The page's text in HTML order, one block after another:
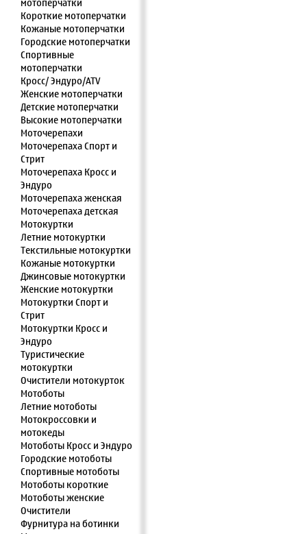
Короткие мотоперчатки
Кожаные мотоперчатки
Городские мотоперчатки
Спортивные
мотоперчатки
Кросс/ Эндуро/ATV
Женские мотоперчатки
Детские мотоперчатки
Высокие мотоперчатки
Моточерепахи
Моточерепаха Спорт и
Стрит
Моточерепаха Кросс и
Эндуро
Моточерепаха женская
Моточерепаха детская
Мотокуртки
Летние мотокуртки
Текстильные мотокуртки
Кожаные мотокуртки
Джинсовые мотокуртки
Женские мотокуртки
Мотокуртки Спорт и
Стрит
Мотокуртки Кросс и
Эндуро
Туристические
мотокуртки
Очистители мотокурток
Мотоботы
Летние мотоботы
Мотокроссовки и
мотокеды
Мотоботы Кросс и Эндуро
Городские мотоботы
Спортивные мотоботы
Мотоботы короткие
Мотоботы женские
Очистители
Фурнитура на ботинки